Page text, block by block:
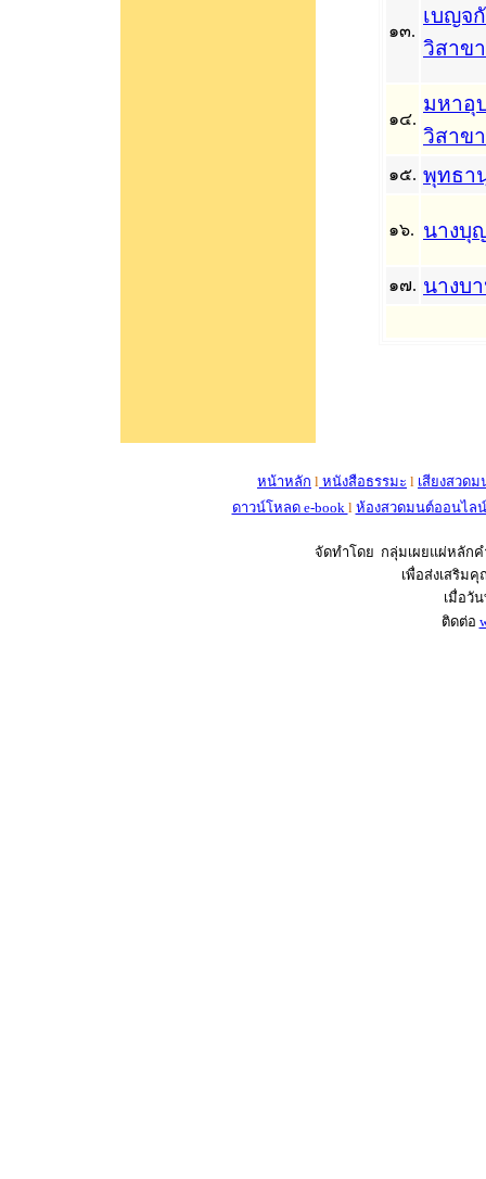
๑๓.
เบญจ
วิสาขา
๑๔.
มหาอุ
วิสาขา
๑๕. พุทธา
๑๖. นางบุ
๑๗. นางบ
หน้าหลัก l หนังสือธรรมะ l เสียงสวด
ดาวน์โหลด e-book l ห้องสวดมนต์ออนไลน์
จัดทำโดย กลุ่มเผยแผ่หลัก
เพื่อส่งเสริม
เมื่อวั
ติดต่อ